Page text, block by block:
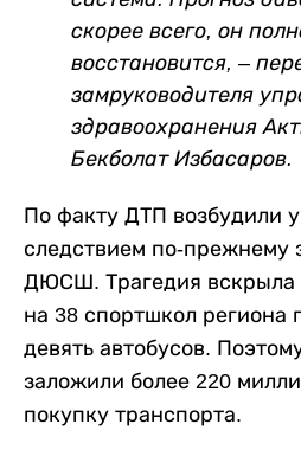
скорее всего, он
восстановится, –
замруководителя
здравоохранения
Бекболат Избасаров.
По факту ДТП возбудили
следствием по-прежнему
ДЮСШ. Трагедия вскрыла
на 38 спортшкол региона
девять автобусов.
заложили более 220
покупку транспорта.